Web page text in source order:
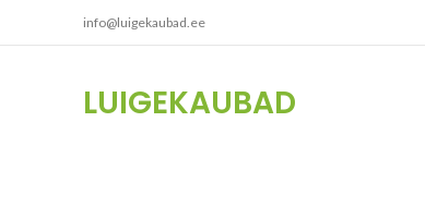
info@luigekaubad.ee
LUIGEKAUBAD